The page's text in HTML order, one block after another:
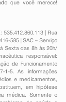
que você merece!
535.412.860.113 | Rua
585 | SAC – Serviço
Sexta das 8h às 20h/
responsável:
de Funcionamento
1-5. As informações
e medicamentos,
em hipótese
médica. Somente o